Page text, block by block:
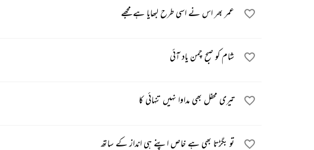
عمر بھر اس نے اسی طرح لبھایا ہے مجھے
شام کو صبح چمن یاد آئی
تیری محفل بھی مداوا نہیں تنہائی کا
تو بگڑتا بھی ہے خاص اپنے ہی انداز کے ساتھ